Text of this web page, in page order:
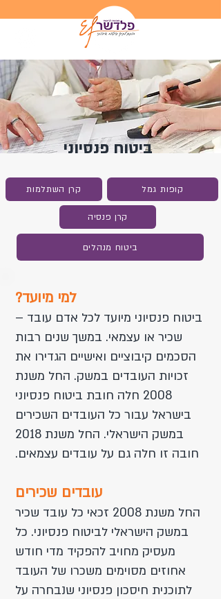
ביטוח פנסיוני
קרן השתלמות קופות גמל
קרן פנסיה
ביטוח מנהלים
למי מיועד?
ביטוח פנסיוני מיועד לכל אדם עובד –
שכיר או עצמאי. במשך שנים רבות
הסכמים קיבוציים ואישיים הגדירו את
זכויות העובדים במשק. החל משנת
2008 חלה חובת ביטוח פנסיוני
בישראל עבור כל העובדים השכירים
במשק הישראלי. החל משנת 2018
חובה זו חלה גם על עובדים עצמאים.
עובדים שכירים
החל משנת 2008 זכאי כל עובד שכיר
במשק הישראלי לביטוח פנסיוני. כל
מעסיק מחויב להפקיד מדי חודש
אחוזים מסוימים משכרו של העובד
לתוכנית חיסכון פנסיוני שנבחרה על